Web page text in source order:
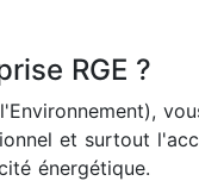
RGE ?
et surtout
énergétique.